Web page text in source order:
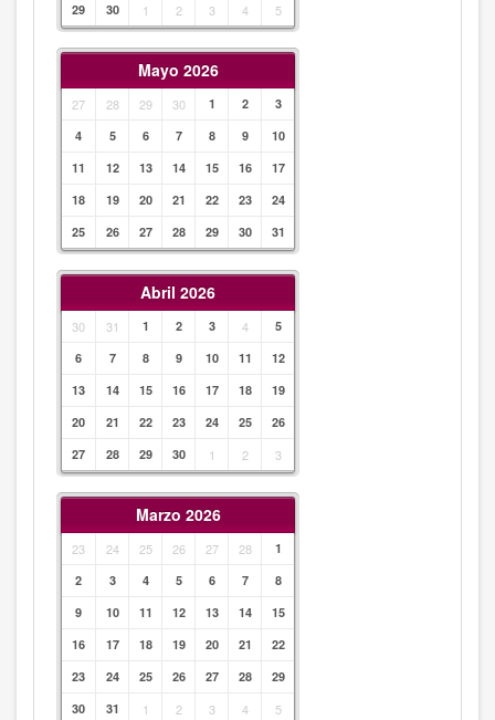
29
30 1 2 3 4 5
Mayo 2026
27 28 29 30 1 2
3
4
5 6 7 8 9
10
11
12 13 14 15 16
17
18
19 20 21 22 23
24
25
26 27 28 29 30 31
Abril 2026
30 31 1 2 3 4
5
6
7 8 9 10 11
12
13
14 15 16 17 18
19
20
21 22 23 24 25
26
27
28 29 30 1 2 3
Marzo 2026
23 24 25 26 27 28
1
2
3 4 5 6 7
8
9
10 11 12 13 14
15
16
17 18 19 20 21
22
23
24 25 26 27 28
29
30
31 1 2 3 4 5